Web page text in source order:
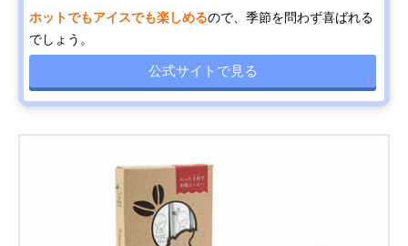
ホットでもアイスでも楽しめるので、季節を問わず喜ばれる
でしょう。
公式サイトで見る